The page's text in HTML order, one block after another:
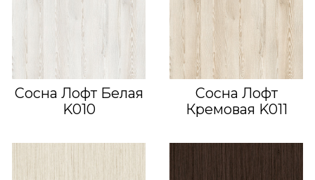
Сосна Лофт Белая
K010
Сосна Лофт
Кремовая K011